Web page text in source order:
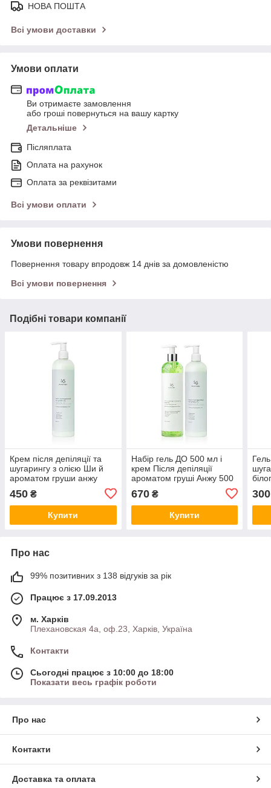
НОВА ПОШТА
Всі умови доставки
Умови оплати
Ви отримаєте замовлення
або гроші повернуться на вашу картку
Детальніше
Післяплата
Оплата на рахунок
Оплата за реквізитами
Всі умови оплати
Умови повернення
Повернення товару впродовж 14 днів за домовленістю
Всі умови повернення
Подібні товари компанії
Крем після депіляції та
шугарингу з олією Ши й
ароматом груши анжу
450 ₴
Купити
Набір гель ДО 500 мл і
крем Після депіляції
ароматом груші Анжу 500
670₴
Купити
300
Про нас
99% позитивних з 138 відгуків за рік
Працює з 17.09.2013
м. Харків
Плехановская 4а, оф.23, Харків, Україна
Контакти
Сьогодні працює з 10:00 до 18:00
Показати весь графік роботи
Про нас
Контакти
Доставка та оплата